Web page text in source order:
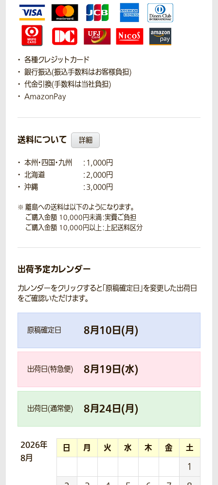
各種クレジットカード
銀行振込(振込手数料はお客様負担)
代金引換(手数料は当社負担)
AmazonPay
送料について 詳細
本州・四国・九州
：1,000円
北海道
：2,000円
沖縄
：3,000円
離島への送料は以下のようになります。
ご購入金額 10,000円未満：実費ご負担
ご購入金額 10,000円以上：上記送料区分
出荷予定カレンダー
カレンダーをクリックすると「原稿確定日」を変更した出荷日
をご確認いただけます。
原稿確定日 8月10日(月)
出荷日(特急便) 8月19日(水)
出荷日(通常便) 8月24日(月)
2026年
8月
日 月 火 水 木 金 土
1